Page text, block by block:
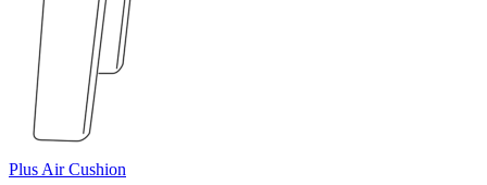
Plus Air Cushion